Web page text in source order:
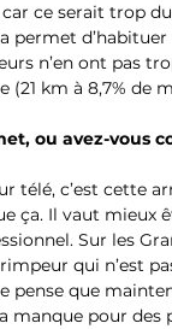
car ce serait trop
permet
n’en ont pas
km à 8,7% de
ou avez-vous
télé, c’est cette
ça. Il vaut mieux
Sur les
qui n’est
pense que
pour des